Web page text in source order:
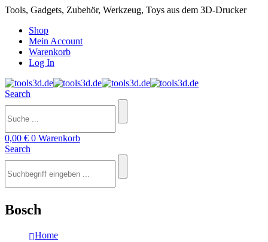
Tools, Gadgets, Zubehör, Werkzeug, Toys aus dem 3D-Drucker
Shop
Mein Account
Warenkorb
Log In
Search
0,00 € 0 Warenkorb
Search
Bosch
Home